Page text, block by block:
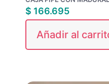
$ 166.695
Añadir al